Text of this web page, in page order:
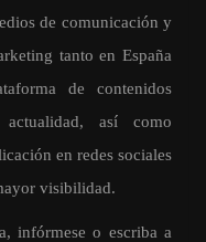
de comunicación y
tanto en España
de contenidos
así como
en redes sociales
visibilidad.
infórmese o escriba a